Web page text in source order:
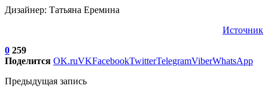
Дизайнер: Татьяна Еремина
Источник
0 259
Поделится OK.ruVKFacebookTwitterTelegramViberWhatsApp
Предыдущая запись